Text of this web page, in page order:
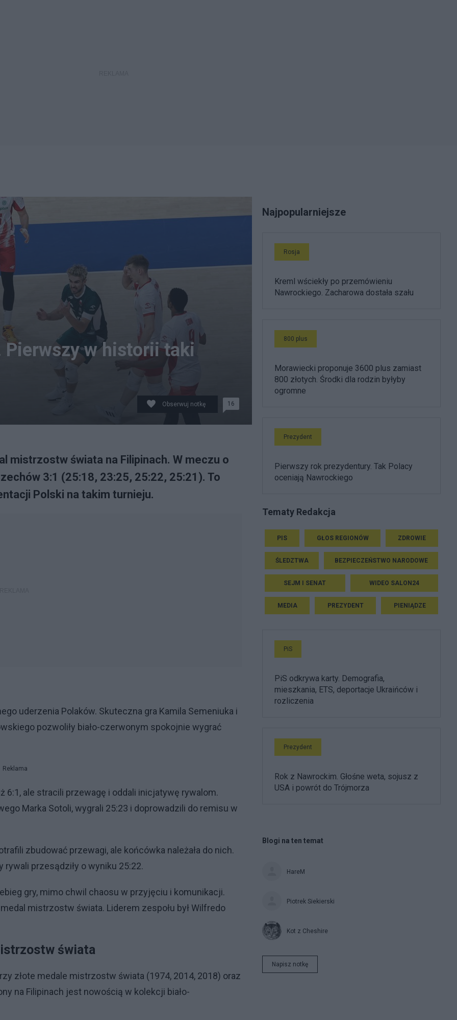
Pierwszy w historii taki
Obserwuj notkę 16
mistrzostw świata na Filipinach. W meczu o
3:1 (25:18, 23:25, 25:22, 25:21). To
Polski na takim turnieju.
uderzenia Polaków. Skuteczna gra Kamila Semeniuka i
pozwoliły biało-czerwonym spokojnie wygrać
Reklama
6:1, ale stracili przewagę i oddali inicjatywę rywalom.
Marka Sotoli, wygrali 25:23 i doprowadzili do remisu w
zbudować przewagi, ale końcówka należała do nich.
rywali przesądziły o wyniku 25:22.
gry, mimo chwil chaosu w przyjęciu i komunikacji.
mistrzostw świata. Liderem zespołu był Wilfredo
świata
złote medale mistrzostw świata (1974, 2014, 2018) oraz
na Filipinach jest nowością w kolekcji biało-
Najpopularniejsze
Rosja
Kreml wściekły po przemówieniu
Nawrockiego. Zacharowa dostała szału
800 plus
Morawiecki proponuje 3600 plus zamiast
800 złotych. Środki dla rodzin byłyby
ogromne
Prezydent
Pierwszy rok prezydentury. Tak Polacy
oceniają Nawrockiego
Tematy Redakcja
PIS GŁOS REGIONÓW ZDROWIE
ŚLEDZTWA BEZPIECZEŃSTWO NARODOWE
SEJM I SENAT WIDEO SALON24
MEDIA PREZYDENT PIENIĄDZE
PiS
PiS odkrywa karty. Demografia,
mieszkania, ETS, deportacje Ukraińców i
rozliczenia
Prezydent
Rok z Nawrockim. Głośne weta, sojusz z
USA i powrót do Trójmorza
Blogi na ten temat
HareM
Piotrek Siekierski
Kot z Cheshire
Napisz notkę